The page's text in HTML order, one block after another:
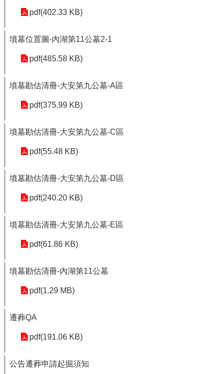
pdf(402.33 KB)
墳墓位置圖-內湖第11公墓2-1
pdf(485.58 KB)
墳墓勘估清冊-大安第九公墓-A區
pdf(375.99 KB)
墳墓勘估清冊-大安第九公墓-C區
pdf(55.48 KB)
墳墓勘估清冊-大安第九公墓-D區
pdf(240.20 KB)
墳墓勘估清冊-大安第九公墓-E區
pdf(61.86 KB)
墳墓勘估清冊-內湖第11公墓
pdf(1.29 MB)
遷葬QA
pdf(191.06 KB)
公告遷葬申請起掘須知